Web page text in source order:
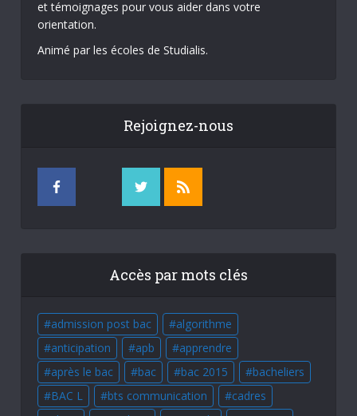
et témoignages pour vous aider dans votre
orientation.
Animé par les écoles de Studialis.
Rejoignez-nous
Accès par mots clés
admission post bac
algorithme
anticipation
apb
apprendre
après le bac
bac bac 2015
bacheliers
BAC L
bts communication
cadres